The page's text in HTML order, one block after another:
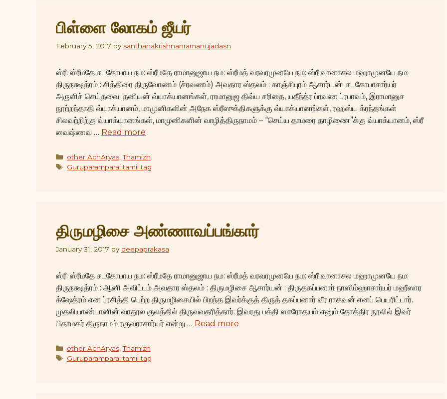
பிள்ளை லோகம் ஜீயர்
February 5, 2017 by santhanakrishnanramanujadasn
ஸ்ரீ: ஸ்ரீமதே சடகோபாய நம: ஸ்ரீமதே ராமானுஜாய நம: ஸ்ரீமத் வரவரமுனயே நம: ஸ்ரீ வானாசல மஹாமுனயே நம:
திருநக்ஷத்ரம் : சித்திரை திருவோணம் (ச்ரவணம்) அவதார ஸ்தலம் : காஞ்சிபுரம் ஆசார்யன்: சடகோபாசார்யர்
அருளிச் செய்தவை: தனியன் வ்யாக்யானங்கள், ராமானுஜ திவ்ய சரிதை, யதீந்த்ர ப்ரவண ப்ரபாவம், இராமானுச
நூற்றந்தாதி வ்யாக்யானம், மாமுனிகளின் அநேக ஸ்ரீஸுக்திகளுக்கு வ்யாக்யானங்கள், ரஹஸ்ய க்ரந்தங்கள்
சிலவற்றிற்கு வ்யாக்யானங்கள், மாமுனிகளின் வாழித்திருநாமம் – “செய்ய தாமரை தாழிணை”க்கு வ்யாக்யானம், ஸ்ரீ
வைஷ்ணவ … Read more
Categories
other AchAryas,Thamizh
Tags
Guruparamparai tamil tag
திருமழிசை அண்ணாவப்பங்கார்
January 31, 2017 by deepaprakasa
ஸ்ரீ: ஸ்ரீமதே சடகோபாய நம: ஸ்ரீமதே ராமானுஜாய நம: ஸ்ரீமத் வரவரமுனயே நம: ஸ்ரீ வானாசல மஹாமுனயே நம:
திருநக்ஷத்ரம் : ஆனி அவிட்டம் அவதார ஸ்தலம் : திருமழிசை ஆசார்யன் : திருதகப்பனார் நரஸிம்ஹாசார்யர் மஹீஸார
க்ஷேத்ரம் என ப்ரசித்தி பெற்ற திருமழிசையில் பிறந்த இவர்க்குத் திருத் தகப்பனார் வீர ராகவன் எனப் பெயரிட்டார்.
முதலியாண்டானின் வாதூல குலத்தில் திருவவதரித்தார். இவரது பக்தி ஸாரோதயம் எனும் தோத்திர நூலில் இவர்
பிதாமகர் திருநாமம் ரகுவராசார்யர் என்று … Read more
Categories
other AchAryas,Thamizh
Tags
Guruparamparai tamil tag